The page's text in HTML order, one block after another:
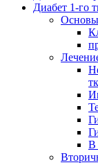
Диабет 1-го
Основы
В